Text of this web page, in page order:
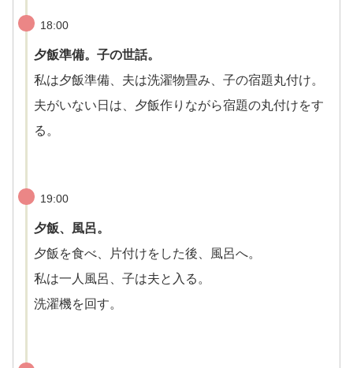
18:00
夕飯準備。子の世話。
私は夕飯準備、夫は洗濯物畳み、子の宿題丸付け。
夫がいない日は、夕飯作りながら宿題の丸付けをす
る。
19:00
夕飯、風呂。
夕飯を食べ、片付けをした後、風呂へ。
私は一人風呂、子は夫と入る。
洗濯機を回す。